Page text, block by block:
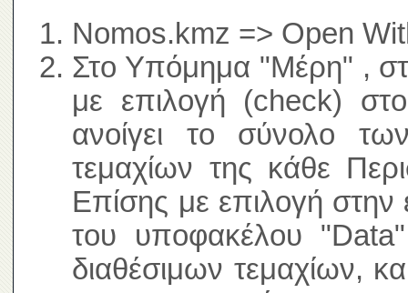
Nomos.kmz => Open
Στο Υπόμημα "Μέρη" ,
με επιλογή (check)
ανοίγει το σύνολο
τεμαχίων της κάθε
Επίσης με επιλογή στην
του υποφακέλου
διαθέσιμων τεμαχίων,